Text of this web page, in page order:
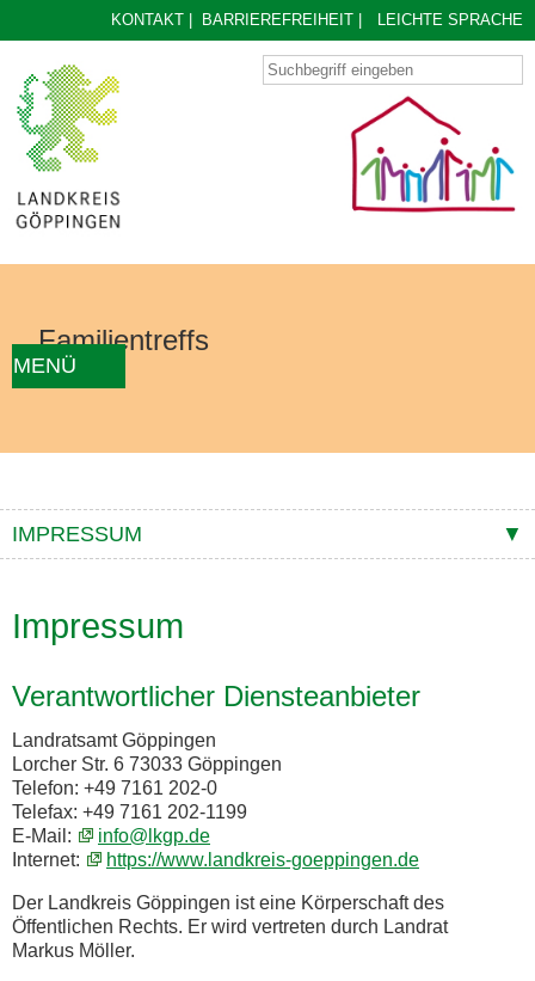
KONTAKT BARRIEREFREIHEIT LEICHTE SPRACHE
MENÜ
KONZEPT KONTAKTE
Familientreffs
IMPRESSUM
Impressum
Verantwortlicher Diensteanbieter
Landratsamt Göppingen
Lorcher Str. 6 73033 Göppingen
Telefon: +49 7161 202-0
Telefax: +49 7161 202-1199
E-Mail:
info@lkgp.de
Internet:
https://www.landkreis-goeppingen.de
Der Landkreis Göppingen ist eine Körperschaft des
Öffentlichen Rechts. Er wird vertreten durch Landrat
Markus Möller.